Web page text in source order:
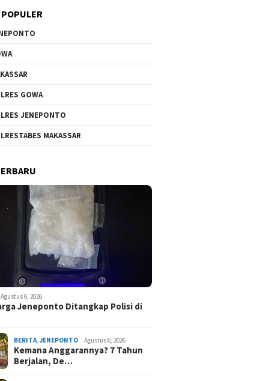
GOWA
JENEPONTO
MAKASSAR
Agustus 6, 2026
Jeneponto Ditangkap Polisi di
BERITA ,JENEPONTO Agustus 6, 2026
Kemana Anggarannya? 7 Tahun
Berjalan, De…